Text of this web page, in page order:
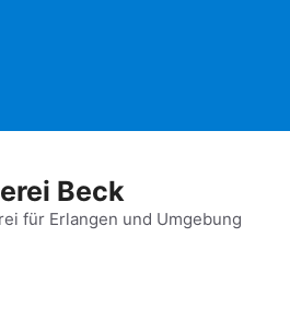
Beck
für Erlangen und Umgebung